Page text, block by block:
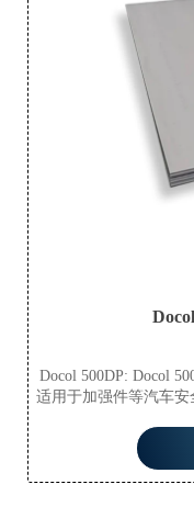
Docol 500DP: Docol
适用于加强件等汽车安